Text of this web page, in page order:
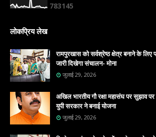
783145
लोकप्रिय लेख
रामपुरखास को सर्वश्रेष्ठ क्षेत्र बनाने के
जारी दिखेगा संचालन- मोना
जुलाई 29, 2026
अखिल भारतीय गौ रक्षा महासंघ पर सुझाव
युपी सरकार ने बनाई योजना
जुलाई 29, 2026